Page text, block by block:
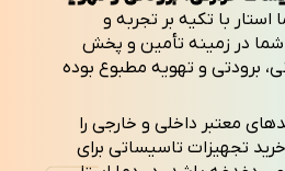
دما استار با تکیه بر تجربه و
در زمینه تأمین و پخش
برودتی و تهویه مطبوع بوده
معتبر داخلی و خارجی را
خرید تجهیزات تاسیساتی برای